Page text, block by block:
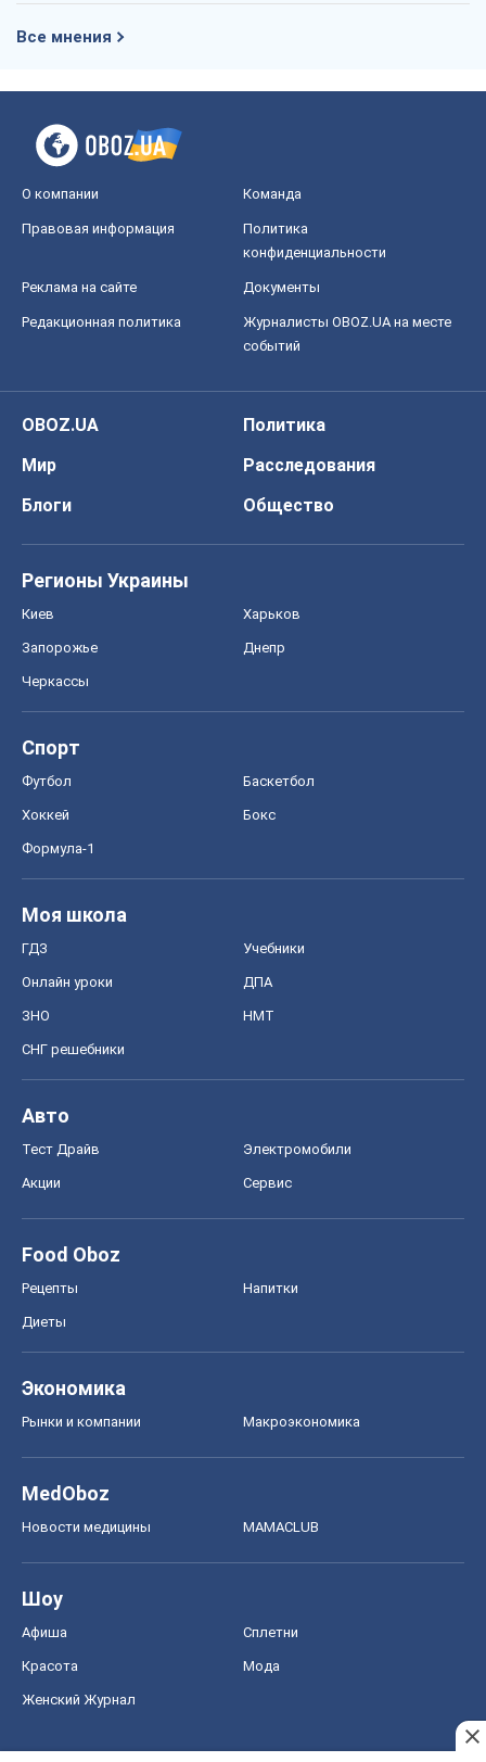
Все мнения
О компании Команда
Правовая информация
Политика
конфиденциальности
Реклама на сайте Документы
Редакционная политика
Журналисты OBOZ.UA на месте
событий
OBOZ.UA
Политика
Мир
Расследования
Блоги
Общество
Регионы Украины
Киев Харьков
Запорожье Днепр
Черкассы
Спорт
Футбол Баскетбол
Хоккей Бокс
Формула-1
Моя школа
ГДЗ Учебники
Онлайн уроки ДПА
ЗНО НМТ
СНГ решебники
Авто
Тест Драйв Электромобили
Акции Сервис
Food Oboz
Рецепты Напитки
Диеты
Экономика
Рынки и компании Mакроэкономика
MedOboz
Новости медицины MAMACLUB
Шоу
Афиша Сплетни
Красота Мода
Женский Журнал